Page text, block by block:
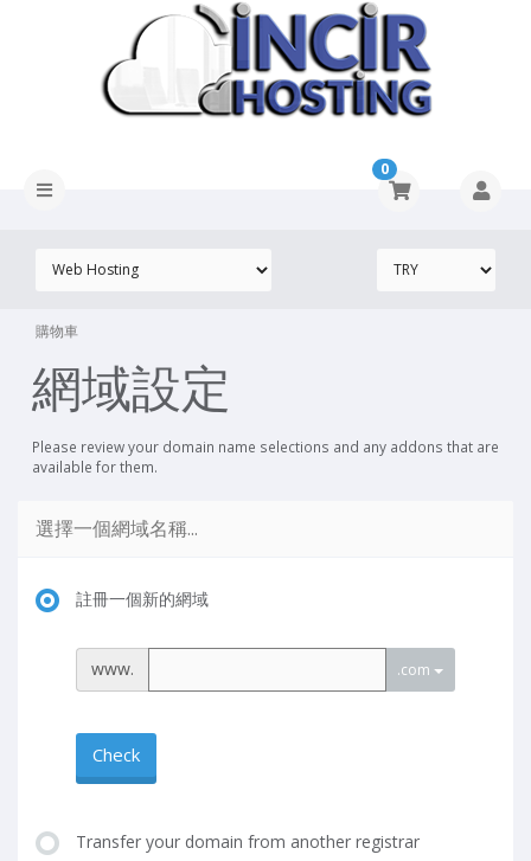
0
購物車
網域設定
Please review your domain name selections and any addons that are
available for them.
選擇一個網域名稱...
註冊一個新的網域
www. .com
Check
Transfer your domain from another registrar